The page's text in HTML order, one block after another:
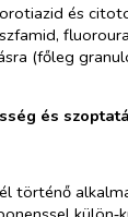
és
(főleg
és
történő